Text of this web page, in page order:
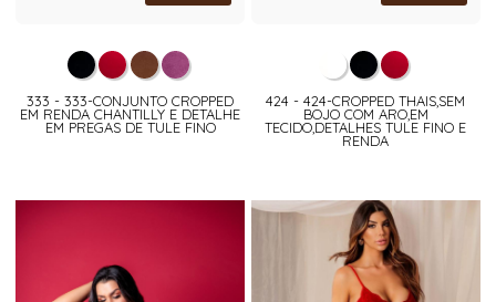
333 - 333-CONJUNTO CROPPED
EM RENDA CHANTILLY E DETALHE
EM PREGAS DE TULE FINO
424 - 424-CROPPED THAIS,SEM
BOJO COM ARO,EM
TECIDO,DETALHES TULE FINO E
RENDA